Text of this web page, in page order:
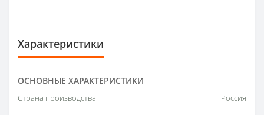
Характеристики
ОСНОВНЫЕ ХАРАКТЕРИСТИКИ
Страна производства Россия